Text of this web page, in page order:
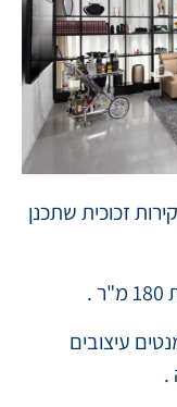
עם קירות זכוכית שתכנן
עיצובים
.